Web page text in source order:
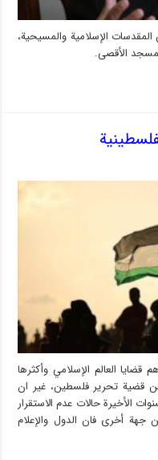
الإسلامية والمسيحية،
الأقصى.
العالم الإسلامي وأكثرها
قضية تحرير فلسطين، غير ان
الأخيرة حالات عدم الاستقرار
أخرى فان الدول والإعلام